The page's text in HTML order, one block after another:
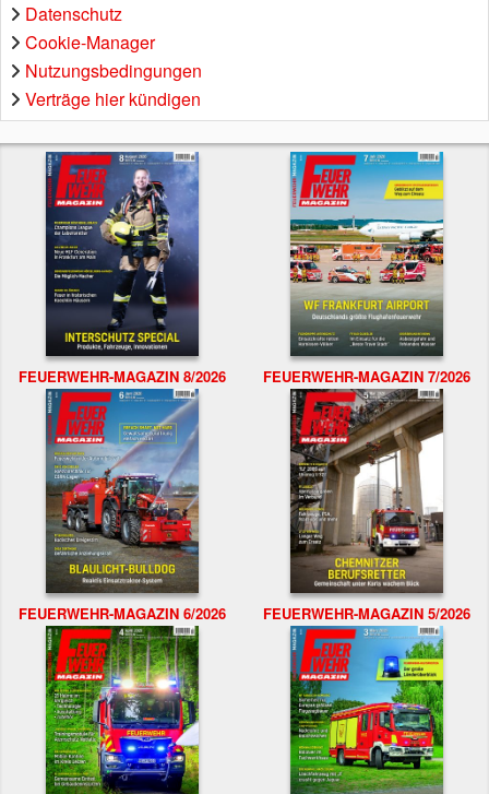
Datenschutz
Cookie-Manager
Nutzungsbedingungen
Verträge hier kündigen
FEUERWEHR-MAGAZIN 8/2026 FEUERWEHR-MAGAZIN 7/2026
FEUERWEHR-MAGAZIN 6/2026 FEUERWEHR-MAGAZIN 5/2026